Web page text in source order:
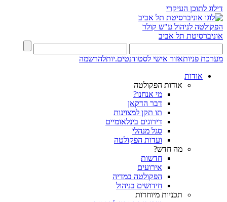
דילוג לתוכן העיקרי
הפקולטה לניהול ע"ש קולר
אוניברסיטת תל אביב
מערכת פניותאזור אישי לסטודנטים.יותלהרשמה
אודות
אודות הפקולטה
מי אנחנו?
דבר הדקאן
תו תקן למצוינות
דירוגים בינלאומיים
סגל מנהלי
ועדות הפקולטה
מה חדש?
חדשות
אירועים
הפקולטה במדיה
חידושים בניהול
תכניות מיוחדות